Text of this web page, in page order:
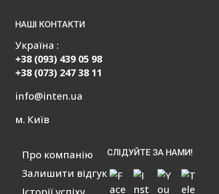
НАШІ КОНТАКТИ
Україна :
+38 (093) 439 05 98
+38 (073) 247 38 11
info@inten.ua
м. Київ
Про компанію
Залишити відгук
СЛІДУЙТЕ ЗА НАМИ!